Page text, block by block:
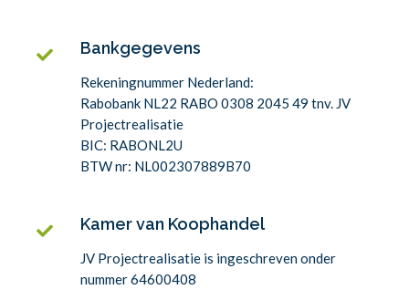
Bankgegevens
Rekeningnummer Nederland:
Rabobank NL22 RABO 0308 2045 49 tnv. JV
Projectrealisatie
BIC: RABONL2U
BTW nr: NL002307889B70
Kamer van Koophandel
JV Projectrealisatie is ingeschreven onder
nummer 64600408